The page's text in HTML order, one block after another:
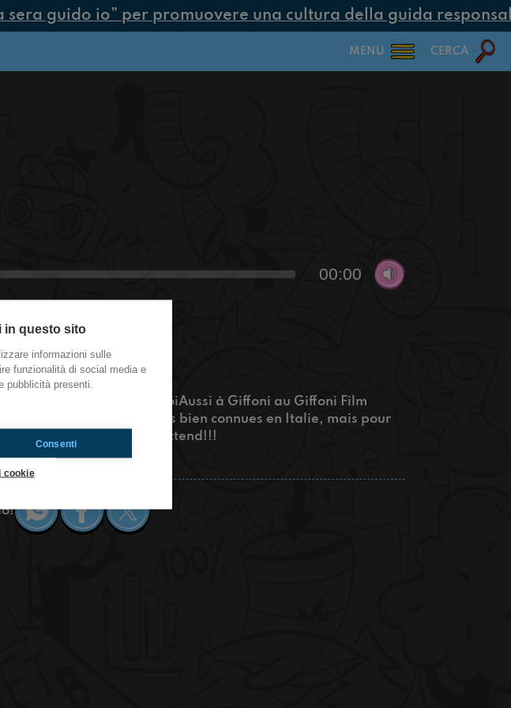
guido io” per promuovere una cultura della guida
MENU CERCA
00:00
c'est Radioimmaginaria ToiAussi à Giffoni au Giffoni Film
vas vous parler de les stars bien connues en Italie, mais pour
l'episode. On vous attend!!!
in questo sito
informazioni sulle
funzionalità di social media e
pubblicità presenti.
Consenti
cookie